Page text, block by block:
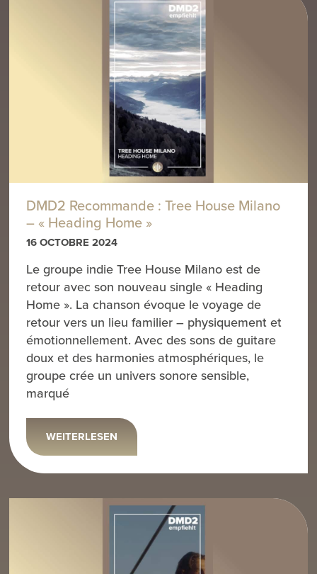
DMD2 Recommande : Tree House Milano
– « Heading Home »
16 OCTOBRE 2024
Le groupe indie Tree House Milano est de
retour avec son nouveau single « Heading
Home ». La chanson évoque le voyage de
retour vers un lieu familier – physiquement et
émotionnellement. Avec des sons de guitare
doux et des harmonies atmosphériques, le
groupe crée un univers sonore sensible,
marqué
WEITERLESEN